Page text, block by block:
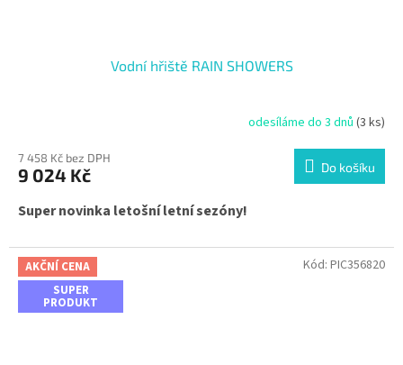
Vodní hřiště RAIN SHOWERS
odesíláme do 3 dnů (3 ks)
7 458 Kč bez DPH
9 024 Kč Do košíku
Super novinka letošní letní sezóny!
AKČNÍ CENA
SUPER
PRODUKT
Kód: PIC356820